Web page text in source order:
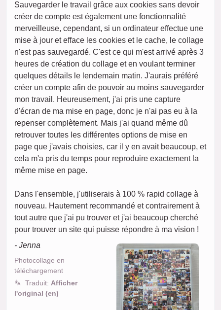
Sauvegarder le travail grâce aux cookies sans devoir
créer de compte est également une fonctionnalité
merveilleuse, cependant, si un ordinateur effectue une
mise à jour et efface les cookies et le cache, le collage
n'est pas sauvegardé. C'est ce qui m'est arrivé après 3
heures de création du collage et en voulant terminer
quelques détails le lendemain matin. J'aurais préféré
créer un compte afin de pouvoir au moins sauvegarder
mon travail. Heureusement, j'ai pris une capture
d'écran de ma mise en page, donc je n'ai pas eu à la
repenser complètement. Mais j'ai quand même dû
retrouver toutes les différentes options de mise en
page que j'avais choisies, car il y en avait beaucoup, et
cela m'a pris du temps pour reproduire exactement la
même mise en page.
Dans l'ensemble, j'utiliserais à 100 % rapid collage à
nouveau. Hautement recommandé et contrairement à
tout autre que j'ai pu trouver et j'ai beaucoup cherché
pour trouver un site qui puisse répondre à ma vision !
- Jenna
Photocollage en
téléchargement
Traduit: Afficher
l'original (en)